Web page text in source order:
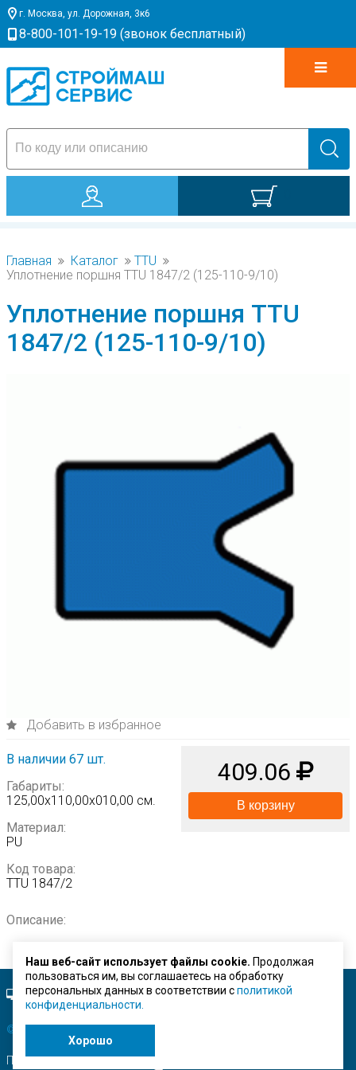
г. Москва, ул. Дорожная, 3к6
8-800-101-19-19 (звонок бесплатный)
Главная Каталог
TTU
Уплотнение поршня TTU 1847/2 (125-110-9/10)
Уплотнение поршня TTU
1847/2 (125-110-9/10)
Добавить в избранное
В наличии 67 шт.
Габариты:
125,00х110,00х010,00 см.
Материал:
PU
Код товара:
TTU 1847/2
409.06
В корзину
Описание:
Полная версия сайта.
© ЗАО "Строймашсервис"
Поисковое продвижение
Наш веб-сайт использует файлы cookie. Продолжая
пользоваться им, вы соглашаетесь на обработку
персональных данных в соответствии сполитикой
конфиденциальности.
Хорошо